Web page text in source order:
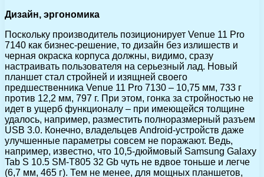
Дизайн, эргономика
Поскольку производитель позиционирует Venue 11 Pro
7140 как бизнес-решение, то дизайн без излишеств и
черная окраска корпуса должны, видимо, сразу
настраивать пользователя на серьезный лад. Новый
планшет стал стройней и изящней своего
предшественника Venue 11 Pro 7130 – 10,75 мм, 733 г
против 12,2 мм, 797 г. При этом, гонка за стройностью не
идет в ущерб функционалу – при имеющейся толщине
удалось, например, разместить полноразмерный разъем
USB 3.0. Конечно, владельцев Android-устройств даже
улучшенные параметры совсем не поражают. Ведь,
например, известно, что 10,5-дюймовый Samsung Galaxy
Tab S 10.5 SM-T805 32 Gb чуть не вдвое тоньше и легче
(6,7 мм, 465 г). Тем не менее, для мощных планшетов,